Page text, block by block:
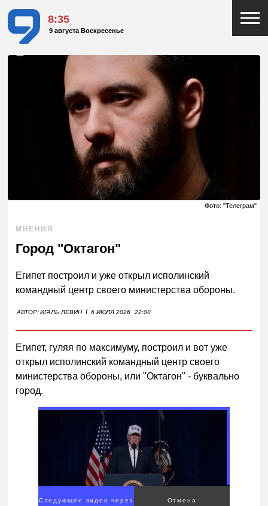
8:35
9 августа Воскресенье
Фото: "Телеграм"
МНЕНИЯ
Город "Октагон"
Египет построил и уже открыл исполинский
командный центр своего министерства обороны.
АВТОР:ИГАЛЬ ЛЕВИН I 6 ИЮЛЯ 2026 22:00
Египет, гуляя по максимуму, построил и вот уже
открыл исполинский командный центр своего
министерства обороны, или "Октагон" - буквально
город.
Следующее видео через Отмена